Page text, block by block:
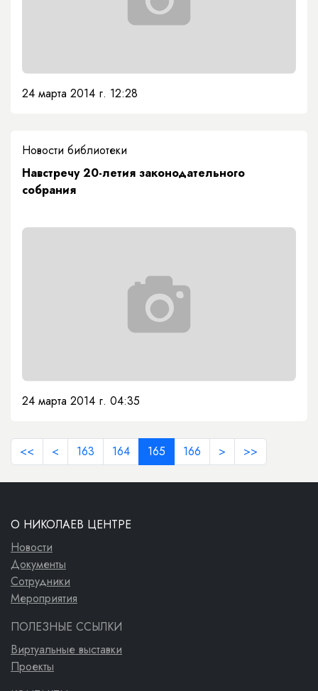
24 марта 2014 г. 12:28
Новости библиотеки
Навстречу 20-летия законодательного
собрания
24 марта 2014 г. 04:35
<< < 163 164 165 166 > >>
О НИКОЛАЕВ ЦЕНТРЕ
Новости
Документы
Сотрудники
Мероприятия
ПОЛЕЗНЫЕ ССЫЛКИ
Виртуальные выставки
Проекты